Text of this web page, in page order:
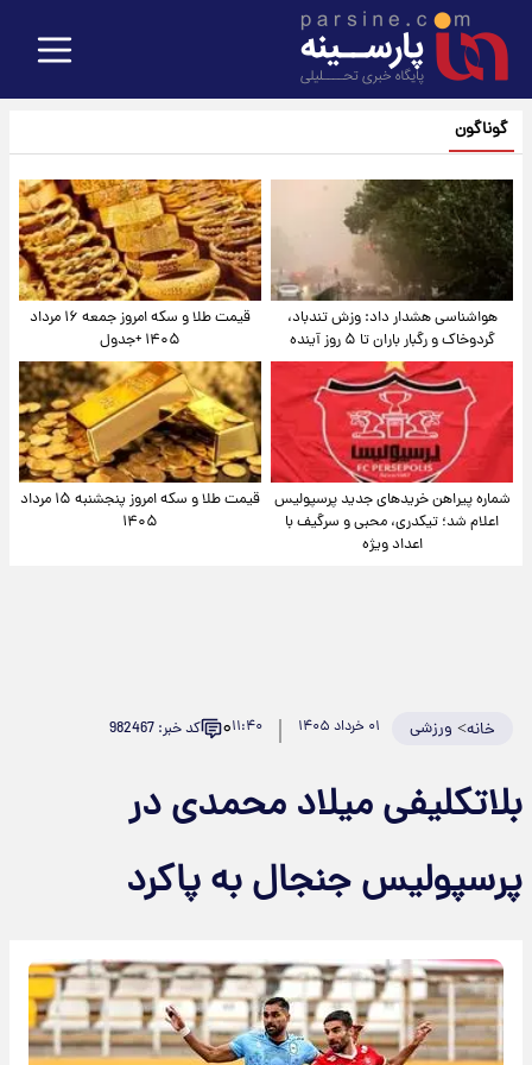
گوناگون
هواشناسی هشدار داد: وزش تندباد،
گردوخاک و رگبار باران تا ۵ روز آینده
قیمت طلا و سکه امروز جمعه ۱۶ مرداد
۱۴۰۵ +جدول
شماره پیراهن خریدهای جدید پرسپولیس
اعلام شد؛ تیکدری، محبی و سرگیف با
اعداد ویژه
قیمت طلا و سکه امروز پنجشنبه ۱۵ مرداد
۱۴۰۵
خانه> ورزشی ۰۱ خرداد ۱۴۰۵ ۱۱:۴۰۰ کد خبر: 982467
بلاتکلیفی میلاد محمدی در
پرسپولیس جنجال به پاکرد